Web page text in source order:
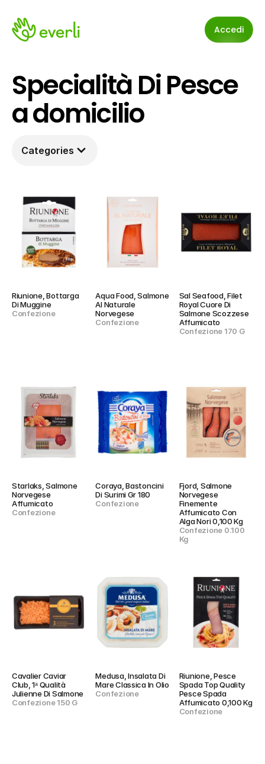
Accedi
Specialità Di Pesce
a domicilio
Categories
Riunione, Bottarga
Di Muggine
Confezione
Aqua Food, Salmone
Al Naturale
Norvegese
Confezione
Sal Seafood, Filet
Royal Cuore Di
Salmone Scozzese
Affumicato
Confezione 170 G
Starlaks, Salmone
Norvegese
Affumicato
Confezione
Coraya, Bastoncini
Di Surimi Gr 180
Confezione
Fjord, Salmone
Norvegese
Finemente
Affumicato Con
Alga Nori 0,100 Kg
Confezione 0.100
Kg
Cavalier Caviar
Club, 1ᵃ Qualità
Julienne Di Salmone
Confezione 150 G
Medusa, Insalata Di
Mare Classica In Olio
Confezione
Riunione, Pesce
Spada Top Quality
Pesce Spada
Affumicato 0,100 Kg
Confezione